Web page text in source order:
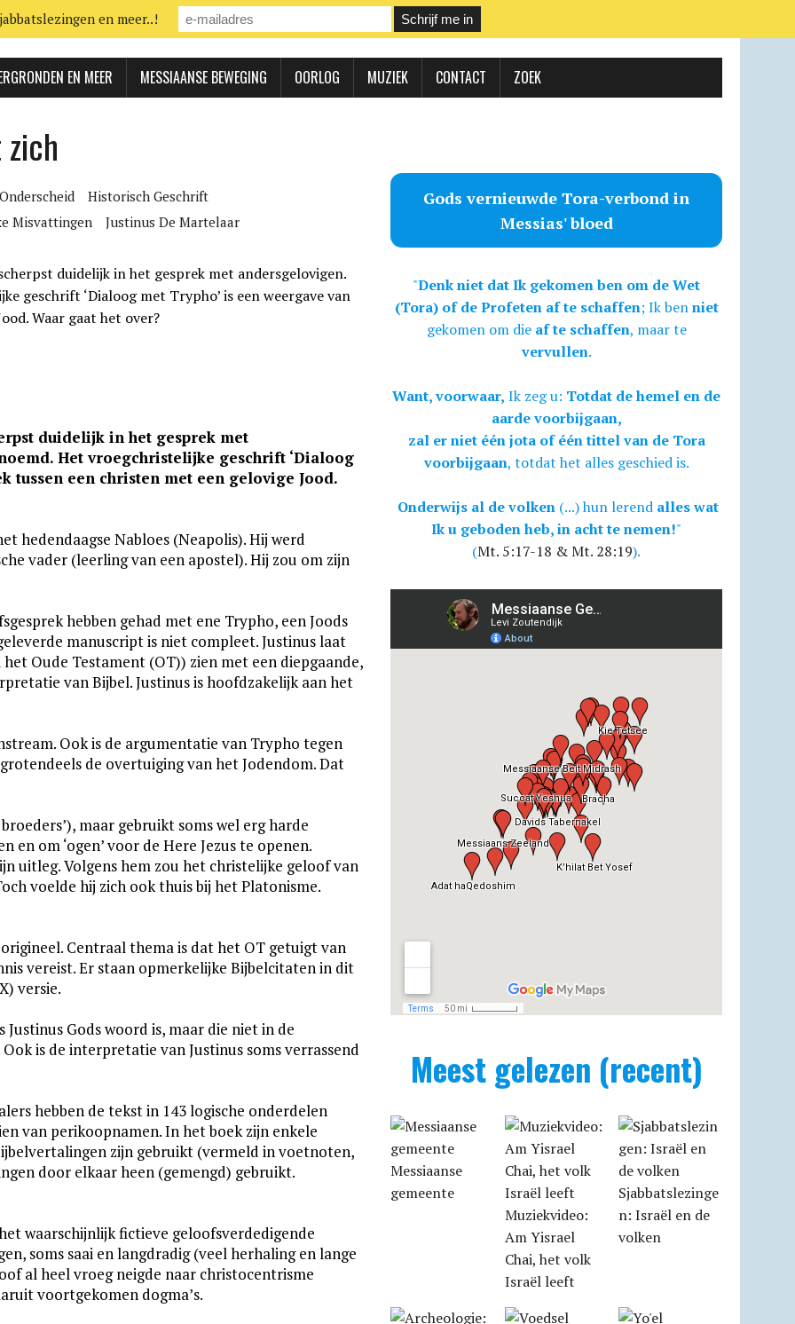
EN MEER MESSIAANSE BEWEGING OORLOG MUZIEK CONTACT ZOEK
Historisch Geschrift
Misvattingen
Justinus De Martelaar
duidelijk in het gesprek met
Het vroegchristelijke geschrift ‘Dialoog
tussen een christen met een gelovige Jood.
hedendaagse Nabloes (Neapolis). Hij werd
vader (leerling van een apostel). Hij zou om zijn
hebben gehad met ene Trypho, een Joods
manuscript is niet compleet. Justinus laat
Oude Testament (OT)) zien met een diepgaande,
van Bijbel. Justinus is hoofdzakelijk aan het
Ook is de argumentatie van Trypho tegen
de overtuiging van het Jodendom. Dat
maar gebruikt soms wel erg harde
om ‘ogen’ voor de Here Jezus te openen.
uitleg. Volgens hem zou het christelijke geloof van
voelde hij zich ook thuis bij het Platonisme.
Centraal thema is dat het OT getuigt van
vereist. Er staan opmerkelijke Bijbelcitaten in dit
versie.
Gods woord is, maar die niet in de
is de interpretatie van Justinus soms verrassend
hebben de tekst in 143 logische onderdelen
van perikoopnamen. In het boek zijn enkele
zijn gebruikt (vermeld in voetnoten,
door elkaar heen (gemengd) gebruikt.
waarschijnlijk fictieve geloofsverdedigende
soms saai en langdradig (veel herhaling en lange
al heel vroeg neigde naar christocentrisme
voortgekomen dogma’s.
Gods vernieuwde Tora-verbond in
Messias' bloed
"Denk niet dat Ik gekomen ben om de Wet
(Tora) of de Profeten af te schaffen; Ik benniet
gekomen om die af te schaffen, maar te
vervullen.
Want, voorwaar, Ik zeg u: Totdat de hemel en de
aarde voorbijgaan,
zal er niet één jota of één tittel van de Tora
voorbijgaan, totdat het alles geschied is.
Onderwijs al de volken (...) hun lerend alles wat
Ik u geboden heb, in acht te nemen!"
(Mt. 5:17-18 & Mt. 28:19).
Meest gelezen (recent)
Messiaanse
gemeente
Muziekvideo:
Am Yisrael
Chai, het volk
Israël leeft
Sjabbatslezinge
n: Israël en de
volken
en meer..!